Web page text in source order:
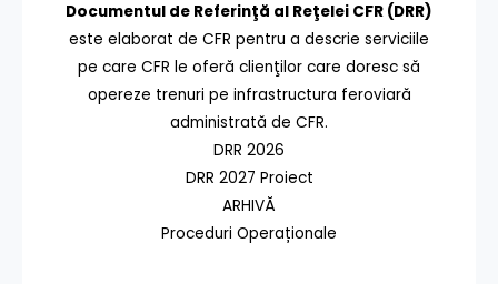
Documentul de Referinţă al Reţelei CFR (DRR)
este elaborat de CFR pentru a descrie serviciile
pe care CFR le oferă clienţilor care doresc să
opereze trenuri pe infrastructura feroviară
administrată de CFR.
DRR 2026
DRR 2027 Proiect
ARHIVĂ
Proceduri Operaționale